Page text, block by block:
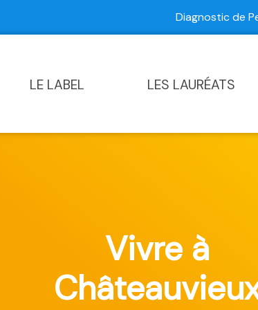
Diagnostic de
LE LABEL LES LAURÉATS
Vivre à